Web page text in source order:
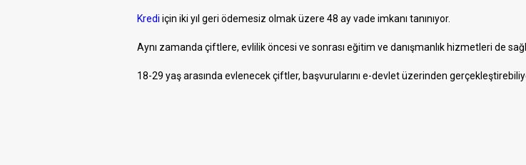
Kredi için iki yıl geri ödemesiz olmak üzere 48 ay vade imkanı tanınıyor.
Aynı zamanda çiftlere, evlilik öncesi ve sonrası eğitim ve danışmanlık hizmetleri de
18-29 yaş arasında evlenecek çiftler, başvurularını e-devlet üzerinden